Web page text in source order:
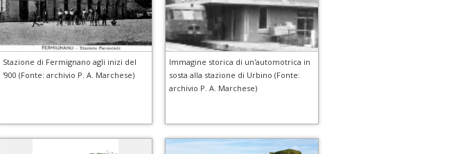
Stazione di Fermignano agli inizi del
'900 (Fonte: archivio P. A. Marchese)
Immagine storica di un'automotrica in
sosta alla stazione di Urbino (Fonte:
archivio P. A. Marchese)